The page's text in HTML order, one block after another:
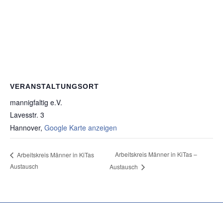
VERANSTALTUNGSORT
mannigfaltig e.V.
Lavesstr. 3
Hannover, Google Karte anzeigen
Arbeitskreis Männer in KiTas
Austausch
Arbeitskreis Männer in KiTas –
Austausch